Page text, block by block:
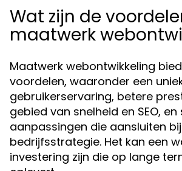
Wat zijn de
maatwerk
Maatwerk webontwikkeling
voordelen, waaronder een
gebruikerservaring, betere
gebied van snelheid en SEO,
aanpassingen die aansluiten
bedrijfsstrategie. Het kan een
investering zijn die op lange